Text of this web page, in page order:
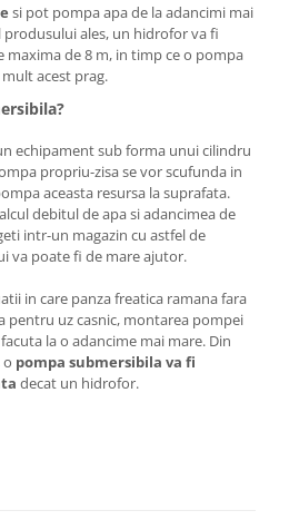
si pot pompa apa de la adancimi mai
ales, un hidrofor va fi
maxima de 8 m, in timp ce o pompa
acest prag.
echipament sub forma unui cilindru
propriu-zisa se vor scufunda in
aceasta resursa la suprafata.
debitul de apa si adancimea de
intr-un magazin cu astfel de
va poate fi de mare ajutor.
in care panza freatica ramana fara
pentru uz casnic, montarea pompei
la o adancime mai mare. Din
pompa submersibila va fi
decat un hidrofor.